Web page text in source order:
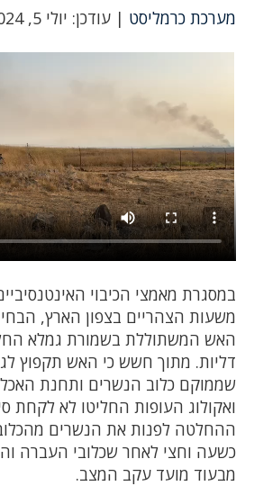
מערכת כרמליסט | עודכן: יולי 5, 2024
במסגרת מאמצי הכיבוי
משעות הצהריים בצפון הארץ,
האש המשתוללת בשמורת גמלא
דליות. מתוך חשש כי האש תקפוץ
שממוקם כלוב הנשרים ותחנת
ואקולוג העופות החליטו לא לקחת
ההחלטה לפנות את הנשרים
כשעה וחצי לאחר שכלובי העברה
מבעוד מועד עקב המצב.